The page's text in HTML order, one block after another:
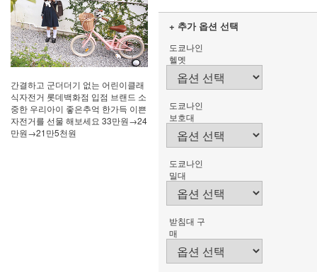
간결하고 군더더기 없는 어린이클래
식자전거 롯데백화점 입점 브랜드 소
중한 우리아이 좋은추억 한가득 이쁜
자전거를 선물 해보세요 33만원→24
만원→21만5천원
+ 추가 옵션 선택
도쿄나인
헬멧
도쿄나인
보호대
도쿄나인
밀대
받침대 구
매